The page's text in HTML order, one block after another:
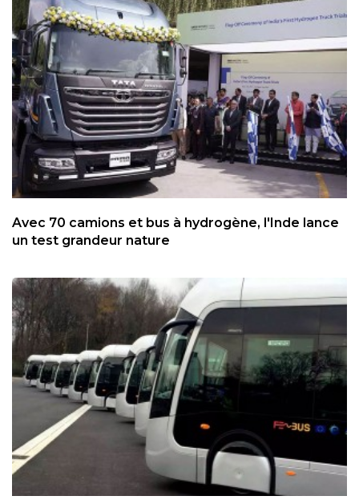
Avec 70 camions et bus à hydrogène, l'Inde lance
un test grandeur nature